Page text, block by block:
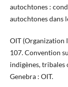
autochtones :
autochtones dans
OIT (Organization
107. Convention
indigènes, tribales
Genebra : OIT.